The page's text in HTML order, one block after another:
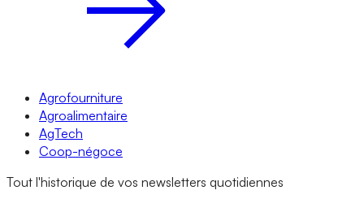
Agrofourniture
Agroalimentaire
AgTech
Coop-négoce
Tout l'historique de vos newsletters quotidiennes